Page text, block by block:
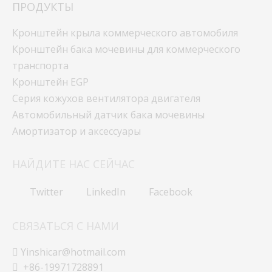
ПРОДУКТЫ
Кронштейн крыла коммерческого автомобиля
Кронштейн бака мочевины для коммерческого
транспорта
Кронштейн EGP
Серия кожухов вентилятора двигателя
Автомобильный датчик бака мочевины
Амортизатор и аксессуары
НАЙДИТЕ НАС СЕЙЧАС
Twitter LinkedIn Facebook
СВЯЗАТЬСЯ С НАМИ
 Yinshicar@hotmail.com
 +86-19971728891